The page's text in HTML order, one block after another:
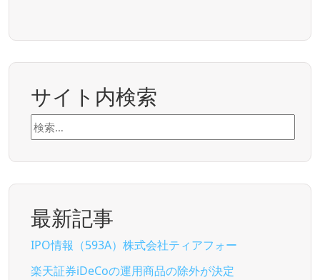
サイト内検索
検
索:
最新記事
IPO情報（593A）株式会社ティアフォー
楽天証券iDeCoの運用商品の除外が決定